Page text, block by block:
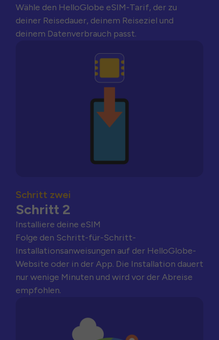
Wähle den HelloGlobe eSIM-Tarif, der zu
deiner Reisedauer, deinem Reiseziel und
deinem Datenverbrauch passt.
Schritt zwei
Schritt 2
Installiere deine eSIM
Folge den Schritt-für-Schritt-
Installationsanweisungen auf der HelloGlobe-
Website oder in der App. Die Installation dauert
nur wenige Minuten und wird vor der Abreise
empfohlen.